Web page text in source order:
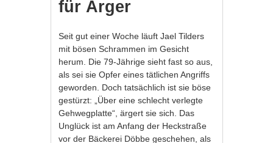
für Ärger
Seit gut einer Woche läuft Jael Tilders
mit bösen Schrammen im Gesicht
herum. Die 79-Jährige sieht fast so aus,
als sei sie Opfer eines tätlichen Angriffs
geworden. Doch tatsächlich ist sie böse
gestürzt: „Über eine schlecht verlegte
Gehwegplatte“, ärgert sie sich. Das
Unglück ist am Anfang der Heckstraße
vor der Bäckerei Döbbe geschehen, als